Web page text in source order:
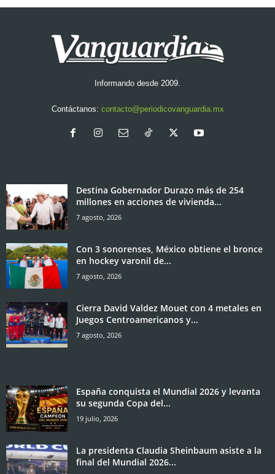
Informando desde 2009.
Contáctanos: contacto@periodicovanguardia.mx
Destina Gobernador Durazo más de 254
millones en acciones de vivienda...
7 agosto, 2026
Con 3 sonorenses, México obtiene el bronce
en hockey varonil de...
7 agosto, 2026
Cierra David Valdez Mouet con 4 metales en
Juegos Centroamericanos y...
7 agosto, 2026
España conquista el Mundial 2026 y levanta
su segunda Copa del...
19 julio, 2026
La presidenta Claudia Sheinbaum asiste a la
final del Mundial 2026...